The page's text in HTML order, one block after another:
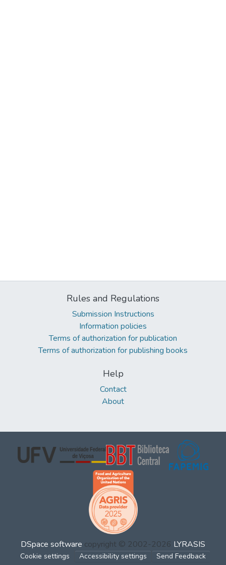
Rules and Regulations
Submission Instructions
Information policies
Terms of authorization for publication
Terms of authorization for publishing books
Help
Contact
About
DSpace software copyright © 2002-2026 LYRASIS
Cookie settings Accessibility settings Send Feedback